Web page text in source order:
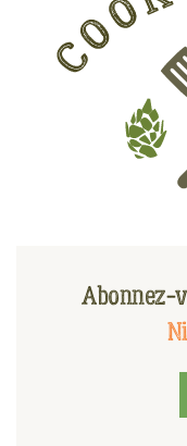
Abonnez-